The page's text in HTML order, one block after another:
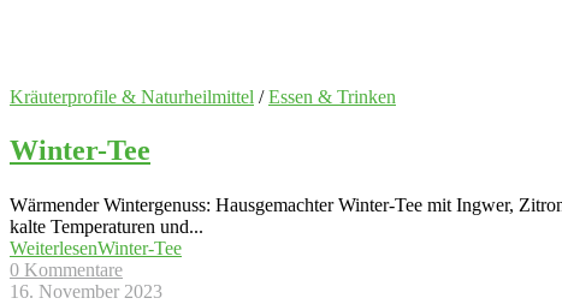
Kräuterprofile & Naturheilmittel /Essen & Trinken
Winter-Tee
Wärmender Wintergenuss: Hausgemachter Winter-Tee mit Ingwer,
kalte Temperaturen und...
WeiterlesenWinter-Tee
0 Kommentare
16. November 2023